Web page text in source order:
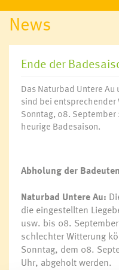
News
Ende der
Das Naturbad Untere
sind bei
Sonntag, 08.
heurige Badesaison.
Abholung der
Naturbad Untere Au:
die eingestellten
usw. bis 08.
schlechter Witterung
Sonntag, dem 08.
Uhr, abgeholt werden.